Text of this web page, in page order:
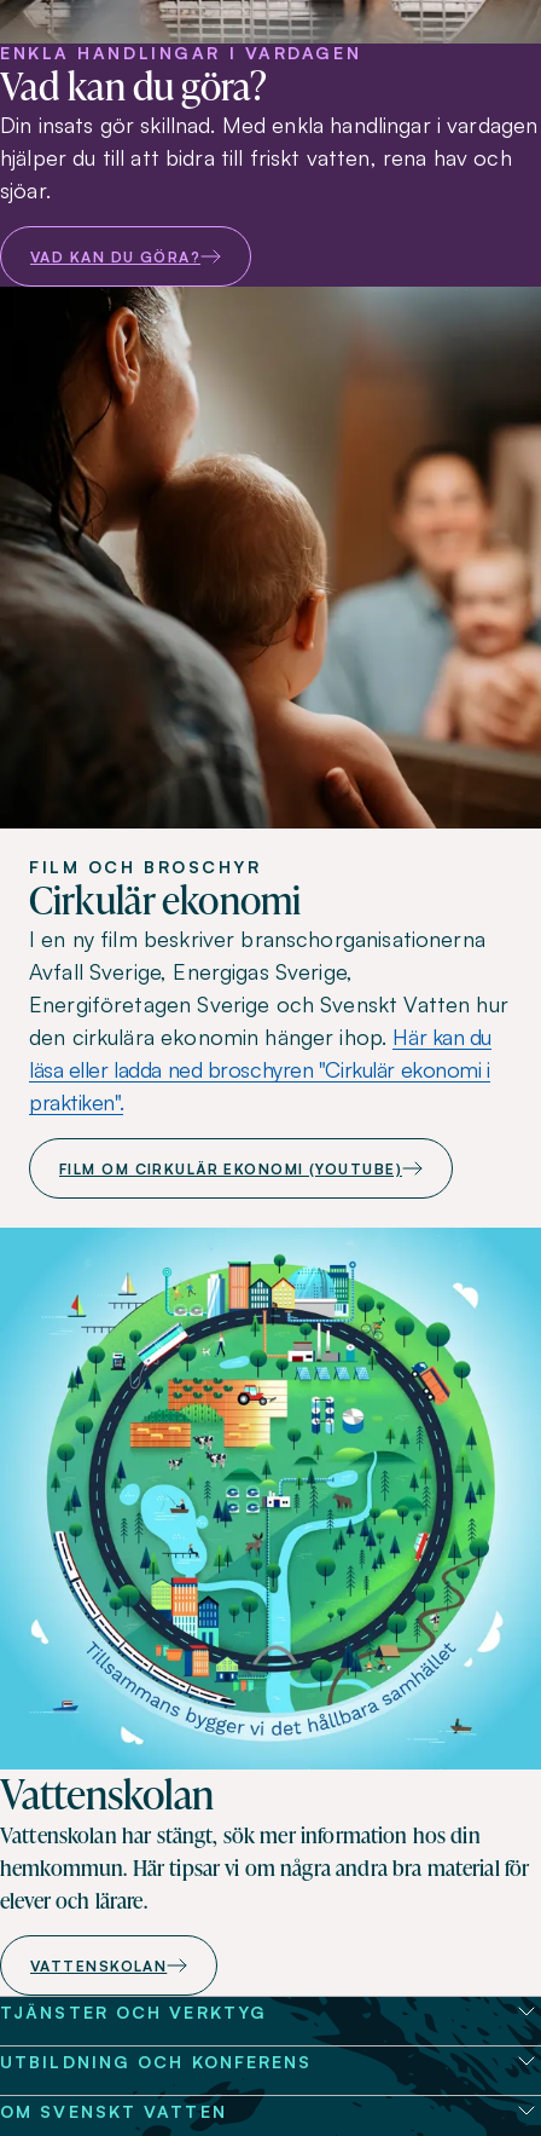
ENKLA HANDLINGAR I VARDAGEN
Vad kan du göra?
Din insats gör skillnad. Med enkla handlingar i vardagen
hjälper du till att bidra till friskt vatten, rena hav och
sjöar.
VAD KAN DU GÖRA?
FILM OCH BROSCHYR
Cirkulär ekonomi
I en ny film beskriver branschorganisationerna
Avfall Sverige, Energigas Sverige,
Energiföretagen Sverige och Svenskt Vatten hur
den cirkulära ekonomin hänger ihop. Här kan du
läsa eller ladda ned broschyren "Cirkulär ekonomi i
praktiken".
FILM OM CIRKULÄR EKONOMI (YOUTUBE)
Vattenskolan
Vattenskolan har stängt, sök mer information hos din
hemkommun. Här tipsar vi om några andra bra material för
elever och lärare.
VATTENSKOLAN
TJÄNSTER OCH VERKTYG
UTBILDNING OCH KONFERENS
OM SVENSKT VATTEN